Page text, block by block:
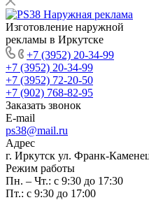
Изготовление наружной
рекламы в Иркутске
+7 (3952) 20-34-99
+7 (3952) 20-34-99
+7 (3952) 72-20-50
+7 (902) 768-82-95
Заказать звонок
E-mail
ps38@mail.ru
Адрес
г. Иркутск ул. Франк-
Режим работы
Пн. – Чт.: с 9:30 до 17:30
Пт.: с 9:30 до 17:00